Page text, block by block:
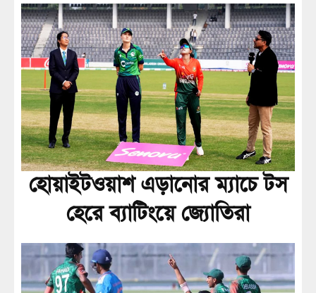
হোয়াইটওয়াশ এড়ানোর ম্যাচে টস
হেরে ব্যাটিংয়ে জ্যোতিরা